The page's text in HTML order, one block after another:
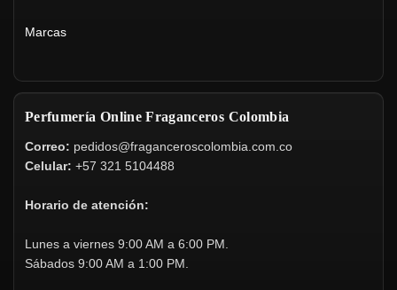
Marcas
Perfumería Online Fraganceros Colombia
Correo: pedidos@fraganceroscolombia.com.co
Celular: +57 321 5104488
Horario de atención:
Lunes a viernes 9:00 AM a 6:00 PM.
Sábados 9:00 AM a 1:00 PM.